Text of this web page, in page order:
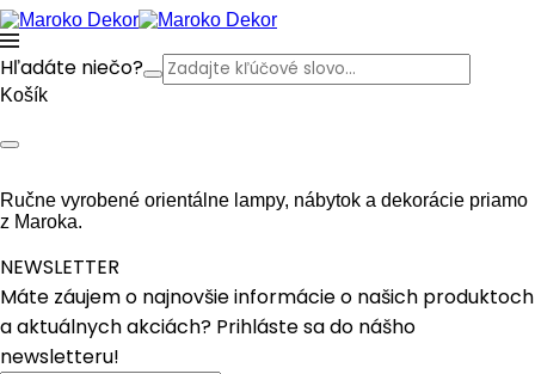
Hľadáte niečo?
Košík
Ručne vyrobené orientálne lampy, nábytok a dekorácie priamo
z Maroka.
NEWSLETTER
Máte záujem o najnovšie informácie o našich produktoch
a aktuálnych akciách? Prihláste sa do nášho
newsletteru!